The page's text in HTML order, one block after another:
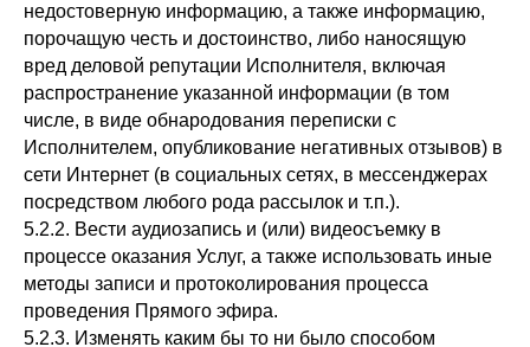
недостоверную информацию, а также информацию,
порочащую честь и достоинство, либо наносящую
вред деловой репутации Исполнителя, включая
распространение указанной информации (в том
числе, в виде обнародования переписки с
Исполнителем, опубликование негативных отзывов) в
сети Интернет (в социальных сетях, в мессенджерах
посредством любого рода рассылок и т.п.).
5.2.2. Вести аудиозапись и (или) видеосъемку в
процессе оказания Услуг, а также использовать иные
методы записи и протоколирования процесса
проведения Прямого эфира.
5.2.3. Изменять каким бы то ни было способом